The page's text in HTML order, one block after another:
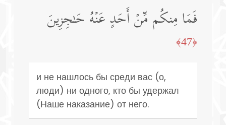
فَمَا مِنكُم مِّنۡ أَحَدٍ عَنۡهُ حَـٰجِزِینَ
﴿47﴾
и не нашлось бы среди вас (о,
люди) ни одного, кто бы удержал
(Наше наказание) от него.